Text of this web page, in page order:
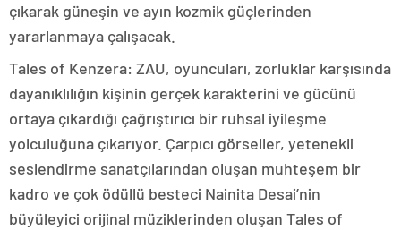
çıkarak güneşin ve ayın kozmik güçlerinden
yararlanmaya çalışacak.
Tales of Kenzera: ZAU, oyuncuları, zorluklar karşısında
dayanıklılığın kişinin gerçek karakterini ve gücünü
ortaya çıkardığı çağrıştırıcı bir ruhsal iyileşme
yolculuğuna çıkarıyor. Çarpıcı görseller, yetenekli
seslendirme sanatçılarından oluşan muhteşem bir
kadro ve çok ödüllü besteci Nainita Desai’nin
büyüleyici orijinal müziklerinden oluşan Tales of